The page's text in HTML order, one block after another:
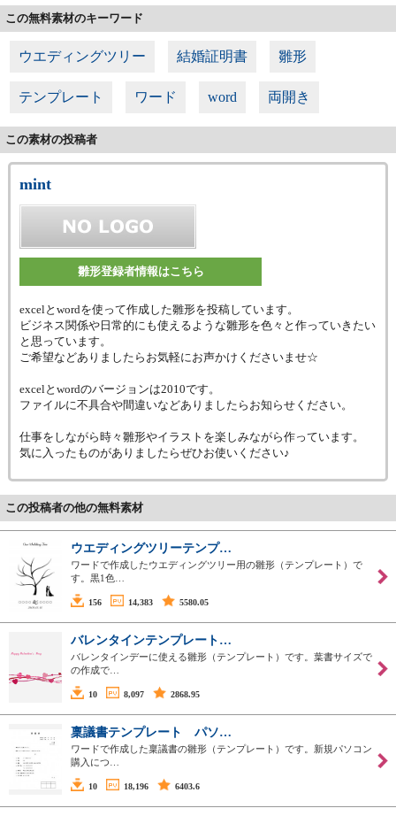
この無料素材のキーワード
ウエディングツリー 結婚証明書 雛形
テンプレート ワード word 両開き
この素材の投稿者
mint
雛形登録者情報はこちら
excelとwordを使って作成した雛形を投稿しています。
ビジネス関係や日常的にも使えるような雛形を色々と作っていきたい
と思っています。
ご希望などありましたらお気軽にお声かけくださいませ☆
excelとwordのバージョンは2010です。
ファイルに不具合や間違いなどありましたらお知らせください。
仕事をしながら時々雛形やイラストを楽しみながら作っています。
気に入ったものがありましたらぜひお使いください♪
この投稿者の他の無料素材
ウエディングツリーテンプ…
ワードで作成したウエディングツリー用の雛形（テンプレート）で
す。黒1色…
156 14,383 5580.05
バレンタインテンプレート…
バレンタインデーに使える雛形（テンプレート）です。葉書サイズで
の作成で…
10 8,097 2868.95
稟議書テンプレート パソ…
ワードで作成した稟議書の雛形（テンプレート）です。新規パソコン
購入につ…
10 18,196 6403.6